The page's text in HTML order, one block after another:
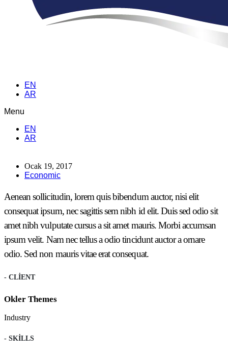
EN
AR
Menu
EN
AR
Ocak 19, 2017
Economic
Aenean sollicitudin, lorem quis bibendum auctor, nisi elit
consequat ipsum, nec sagittis sem nibh id elit. Duis sed odio sit
amet nibh vulputate cursus a sit amet mauris. Morbi accumsan
ipsum velit. Nam nec tellus a odio tincidunt auctor a ornare
odio. Sed non mauris vitae erat consequat.
- CLIENT
Okler Themes
Industry
- SKILLS